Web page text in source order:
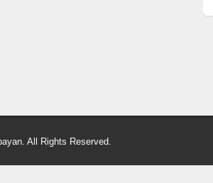
All Rights Reserved.